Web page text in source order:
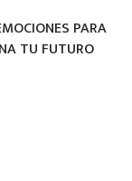
PARA
TU FUTURO